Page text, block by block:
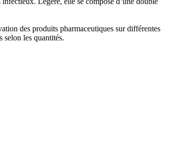
des produits pharmaceutiques sur différentes
selon les quantités.